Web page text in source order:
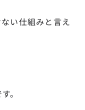
い仕組みと言え
。